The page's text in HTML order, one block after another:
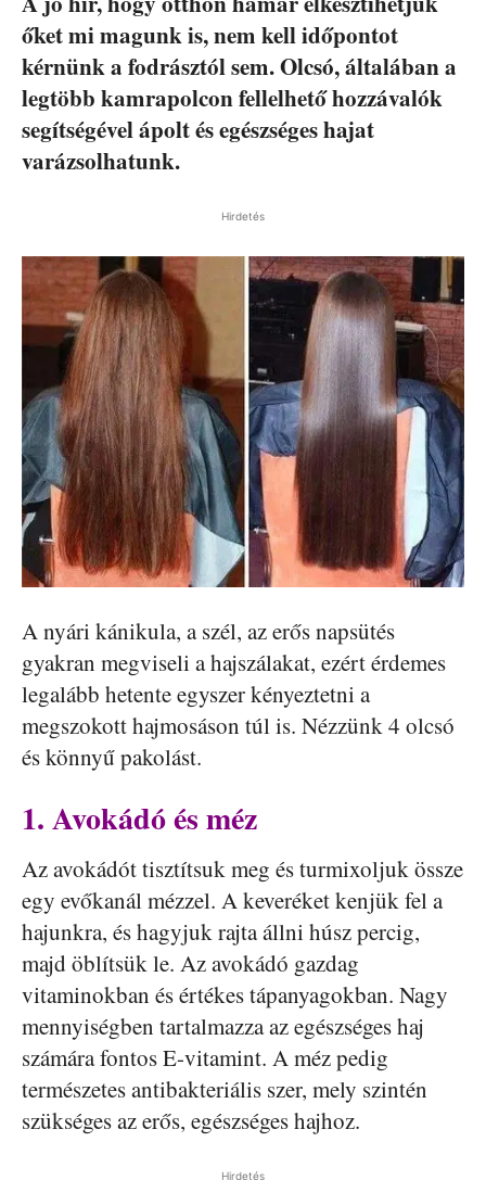
őket mi magunk is, nem kell időpontot
kérnünk a fodrásztól sem. Olcsó, általában a
legtöbb kamrapolcon fellelhető hozzávalók
segítségével ápolt és egészséges hajat
varázsolhatunk.
Hirdetés
A nyári kánikula, a szél, az erős napsütés
gyakran megviseli a hajszálakat, ezért érdemes
legalább hetente egyszer kényeztetni a
megszokott hajmosáson túl is. Nézzünk 4 olcsó
és könnyű pakolást.
1. Avokádó és méz
Az avokádót tisztítsuk meg és turmixoljuk össze
egy evőkanál mézzel. A keveréket kenjük fel a
hajunkra, és hagyjuk rajta állni húsz percig,
majd öblítsük le. Az avokádó gazdag
vitaminokban és értékes tápanyagokban. Nagy
mennyiségben tartalmazza az egészséges haj
számára fontos E-vitamint. A méz pedig
természetes antibakteriális szer, mely szintén
szükséges az erős, egészséges hajhoz.
Hirdetés